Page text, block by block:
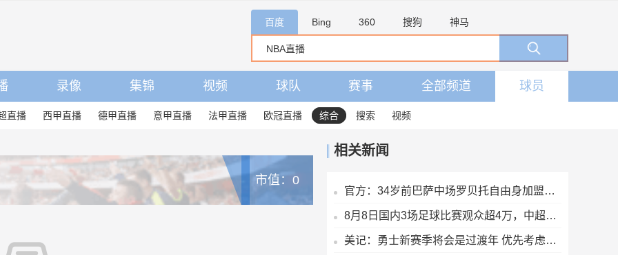
百度 Bing 360 搜狗 神马
录像 集锦 视频 球队 赛事 全部频道 球员
直播 西甲直播 德甲直播 意甲直播 法甲直播 欧冠直播 综合 搜索 视频
市值：0
相关新闻
官方：34岁前巴萨中场罗贝托自由身加盟洛杉矶银河，签约2年
8月8日国内3场足球比赛观众超4万，中超辽宁德比62075人排今年第6
美记：勇士新赛季将会是过渡年 优先考虑内部挖潜而非引援